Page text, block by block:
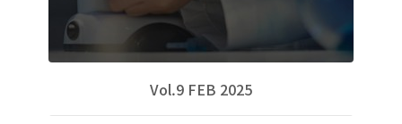
Vol.9 FEB 2025